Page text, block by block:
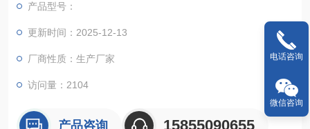
产品型号：
更新时间：2025-12-13
厂商性质：生产厂家
访问量：2104
产品咨询 15855090655
电话咨询
微信咨询